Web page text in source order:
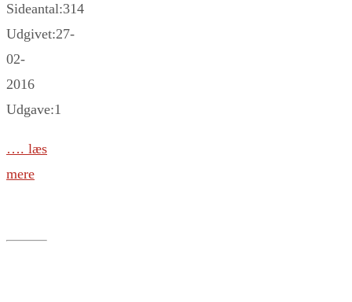
Sideantal:314
Udgivet:27-
02-
2016
Udgave:1
…. læs
mere